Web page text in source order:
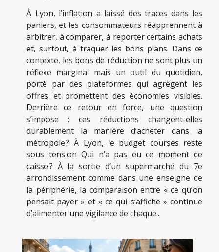
À Lyon, l’inflation a laissé des traces dans les
paniers, et les consommateurs réapprennent à
arbitrer, à comparer, à reporter certains achats
et, surtout, à traquer les bons plans. Dans ce
contexte, les bons de réduction ne sont plus un
réflexe marginal mais un outil du quotidien,
porté par des plateformes qui agrègent les
offres et promettent des économies visibles.
Derrière ce retour en force, une question
s’impose : ces réductions changent-elles
durablement la manière d’acheter dans la
métropole ? À Lyon, le budget courses reste
sous tension Qui n’a pas eu ce moment de
caisse ? À la sortie d’un supermarché du 7e
arrondissement comme dans une enseigne de
la périphérie, la comparaison entre « ce qu’on
pensait payer » et « ce qui s’affiche » continue
d’alimenter une vigilance de chaque...